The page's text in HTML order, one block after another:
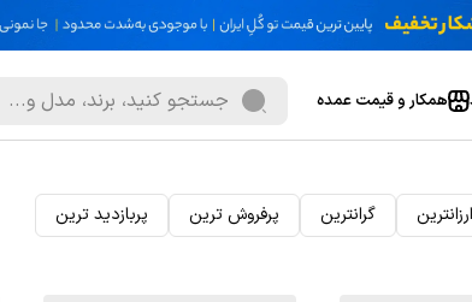
همکار و قیمت عمده
ارزانترین گرانترین پرفروش ترین پربازدید ترین